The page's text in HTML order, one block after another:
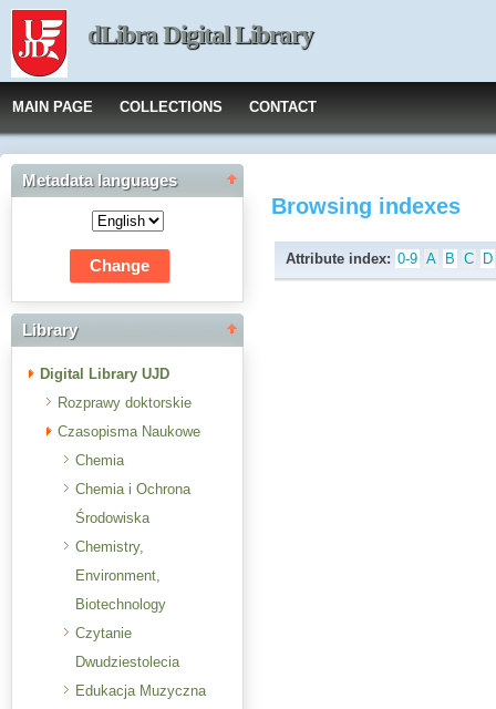
dLibra Digital Library
MAIN PAGE COLLECTIONS CONTACT
Metadata languages
Library
Digital Library UJD
Rozprawy doktorskie
Czasopisma Naukowe
Chemia
Chemia i Ochrona
Środowiska
Chemistry,
Environment,
Biotechnology
Czytanie
Dwudziestolecia
Edukacja Muzyczna
Browsing indexes
Attribute index: 0-9 A B C D